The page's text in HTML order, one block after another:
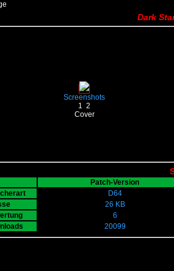
Dark
Screenshots
1 2
Cover
Patch-Version
D64
26 KB
6
20099